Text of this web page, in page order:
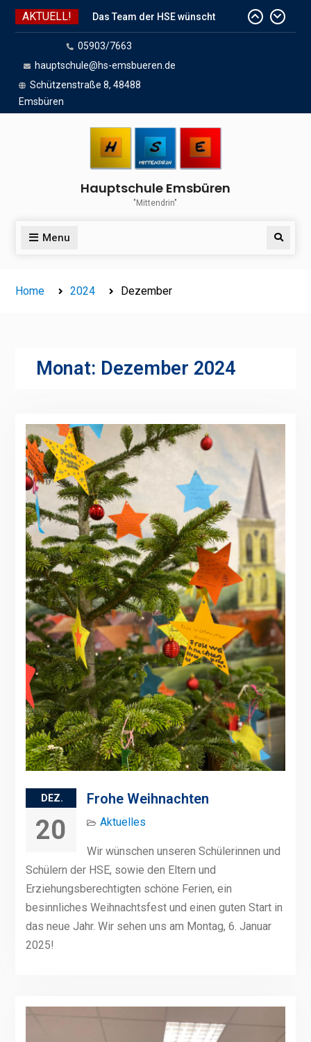
Skip
AKTUELL!
Das Team der HSE wünscht
schöne Sommerferien
Das große Finale: Ein toller
Endspurt vor den Sommerferien!
Wir sind dabei!
05903/7663
hauptschule@hs-emsbueren.de
Schützenstraße 8, 48488
Emsbüren
Hauptschule Emsbüren
"Mittendrin"
Menu Search
Home 2024 Dezember
Monat: Dezember 2024
DEZ.
20
Frohe Weihnachten
Aktuelles
Wir wünschen unseren Schülerinnen und
Schülern der HSE, sowie den Eltern und
Erziehungsberechtigten schöne Ferien, ein
besinnliches Weihnachtsfest und einen guten Start in
das neue Jahr. Wir sehen uns am Montag, 6. Januar
2025!